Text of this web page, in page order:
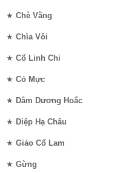
★ Chè Vằng
★ Chìa Vôi
★ Cổ Linh Chi
★ Cỏ Mực
★ Dâm Dương Hoắc
★ Diệp Hạ Châu
★ Giảo Cổ Lam
★ Gừng